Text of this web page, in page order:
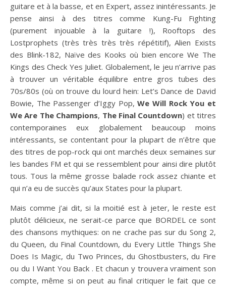
guitare et à la basse, et en Expert, assez inintéressants. Je
pense ainsi à des titres comme Kung-Fu Fighting
(purement injouable à la guitare !), Rooftops des
Lostprophets (très très très très répétitif), Alien Exists
des Blink-182, Naïve des Kooks où bien encore We The
Kings des Check Yes Juliet. Globalement, le jeu n’arrive pas
à trouver un véritable équilibre entre gros tubes des
70s/80s (où on trouve du lourd hein: Let’s Dance de David
Bowie, The Passenger d’Iggy Pop,We Will Rock You et
We Are The Champions, The Final Countdown) et titres
contemporaines eux globalement beaucoup moins
intéressants, se contentant pour la plupart de n’être que
des titres de pop-rock qui ont marchés deux semaines sur
les bandes FM et qui se ressemblent pour ainsi dire plutôt
tous. Tous la même grosse balade rock assez chiante et
qui n’a eu de succès qu’aux States pour la plupart.
Mais comme j’ai dit, si la moitié est à jeter, le reste est
plutôt délicieux, ne serait-ce parce que BORDEL ce sont
des chansons mythiques: on ne crache pas sur du Song 2,
du Queen, du Final Countdown, du Every Little Things She
Does Is Magic, du Two Princes, du Ghostbusters, du Fire
ou du I Want You Back . Et chacun y trouvera vraiment son
compte, même si on peut au final critiquer le fait que ce